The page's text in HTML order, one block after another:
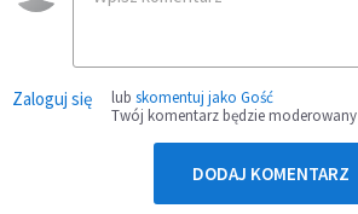
Zaloguj się lub skomentuj jako Gość
Twój komentarz będzie moderowany
DODAJ KOMENTARZ